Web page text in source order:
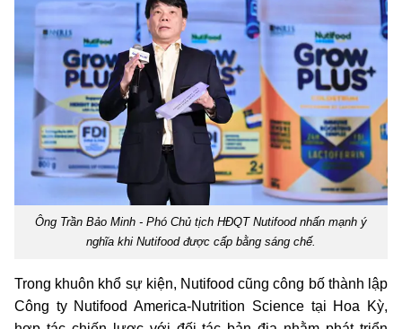
Ông Trần Bảo Minh - Phó Chủ tịch HĐQT Nutifood nhấn mạnh ý
nghĩa khi Nutifood được cấp bằng sáng chế.
Trong khuôn khổ sự kiện, Nutifood cũng công bố thành lập
Công ty Nutifood America-Nutrition Science tại Hoa Kỳ,